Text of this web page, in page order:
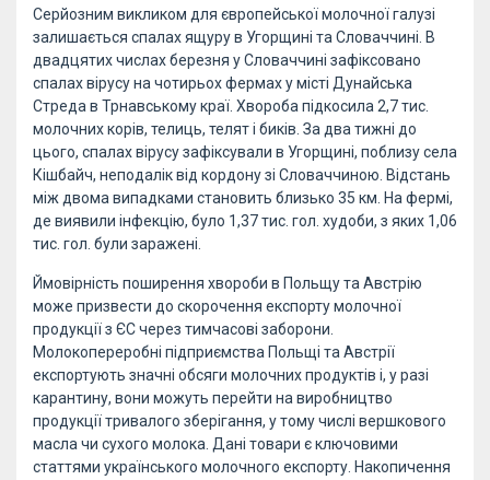
Серйозним викликом для європейської молочної галузі
залишається спалах ящуру в Угорщині та Словаччині. В
двадцятих числах березня у Словаччині зафіксовано
спалах вірусу на чотирьох фермах у місті Дунайська
Стреда в Трнавському краї. Хвороба підкосила 2,7 тис.
молочних корів, телиць, телят і биків. За два тижні до
цього, спалах вірусу зафіксували в Угорщині, поблизу села
Кішбайч, неподалік від кордону зі Словаччиною. Відстань
між двома випадками становить близько 35 км. На фермі,
де виявили інфекцію, було 1,37 тис. гол. худоби, з яких 1,06
тис. гол. були заражені.
Ймовірність поширення хвороби в Польщу та Австрію
може призвести до скорочення експорту молочної
продукції з ЄС через тимчасові заборони.
Молокопереробні підприємства Польщі та Австрії
експортують значні обсяги молочних продуктів і, у разі
карантину, вони можуть перейти на виробництво
продукції тривалого зберігання, у тому числі вершкового
масла чи сухого молока. Дані товари є ключовими
статтями українського молочного експорту. Накопичення